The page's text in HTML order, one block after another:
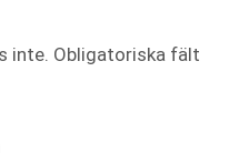
inte. Obligatoriska fält